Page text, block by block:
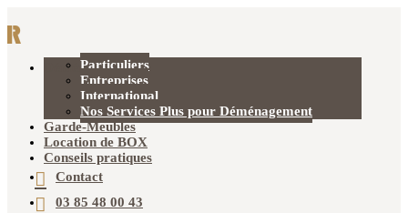
Déménagement
Particuliers
Entreprises
International
Nos Services Plus pour Déménagement
Garde-Meubles
Location de BOX
Conseils pratiques
Contact
03 85 48 00 43